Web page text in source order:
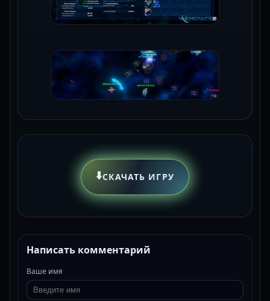
⬇️СКАЧАТЬ ИГРУ
Написать комментарий
Ваше имя